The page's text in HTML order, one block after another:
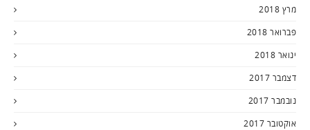
מרץ 2018
פברואר 2018
ינואר 2018
דצמבר 2017
נובמבר 2017
אוקטובר 2017